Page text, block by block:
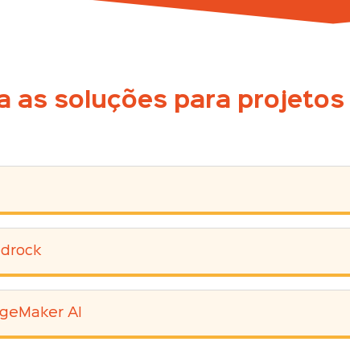
as soluções para projetos
AI